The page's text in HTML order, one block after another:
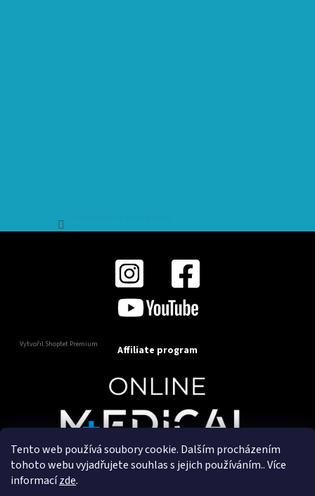
Tento web používá soubory cookie. Dalším procházením
tohoto webu vyjadřujete souhlas s jejich používáním.. Více
informacízde.
Vytvořil Shoptet Premium Affiliate program
Copyright 2025OnlineMedical.cz. Všechna práva
Vytvořil a marketingově zajišťuje